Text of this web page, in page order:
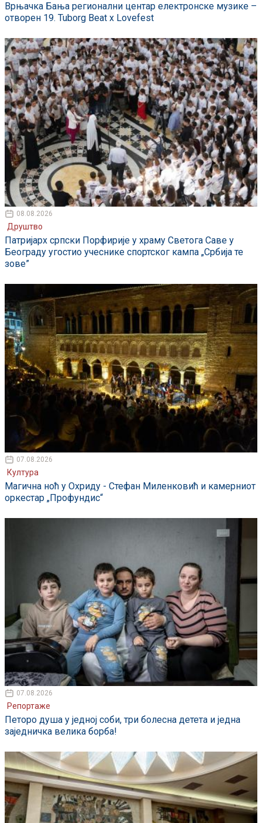
Врњачка Бања регионални центар електронске музике –
отворен 19. Tuborg Beat x Lovefest
08.08.2026
Друштво
Патријарх српски Порфирије у храму Светога Саве у
Београду угостио учеснике спортског кампа „Србија те
зове”
07.08.2026
Култура
Магична ноћ у Охриду - Стефан Миленковић и камерниот
оркестар „Профундис“
07.08.2026
Репортаже
Петоро душа у једној соби, три болесна детета и једна
заједничка велика борба!